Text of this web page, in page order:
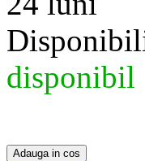
disponibil